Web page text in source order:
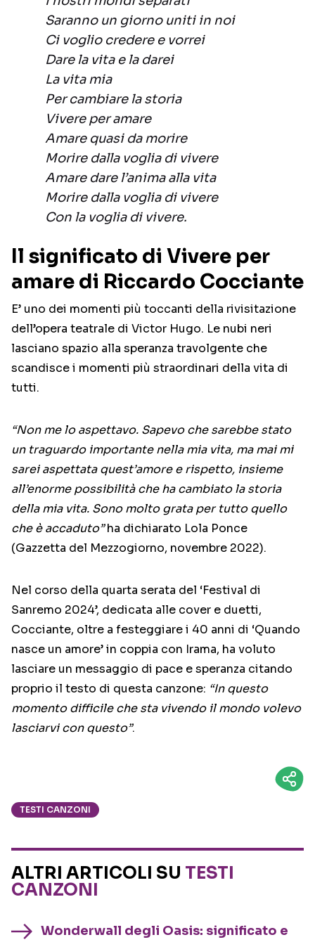
Saranno un giorno uniti in noi
Ci voglio credere e vorrei
Dare la vita e la darei
La vita mia
Per cambiare la storia
Vivere per amare
Amare quasi da morire
Morire dalla voglia di vivere
Amare dare l’anima alla vita
Morire dalla voglia di vivere
Con la voglia di vivere.
Il significato di Vivere per
amare di Riccardo Cocciante
E’ uno dei momenti più toccanti della rivisitazione
dell’opera teatrale di Victor Hugo. Le nubi neri
lasciano spazio alla speranza travolgente che
scandisce i momenti più straordinari della vita di
tutti.
“Non me lo aspettavo. Sapevo che sarebbe stato
un traguardo importante nella mia vita, ma mai mi
sarei aspettata quest’amore e rispetto, insieme
all’enorme possibilità che ha cambiato la storia
della mia vita. Sono molto grata per tutto quello
che è accaduto”ha dichiarato Lola Ponce
(Gazzetta del Mezzogiorno, novembre 2022).
Nel corso della quarta serata del ‘Festival di
Sanremo 2024’, dedicata alle cover e duetti,
Cocciante, oltre a festeggiare i 40 anni di ‘Quando
nasce un amore’ in coppia con Irama, ha voluto
lasciare un messaggio di pace e speranza citando
proprio il testo di questa canzone: “In questo
momento difficile che sta vivendo il mondo volevo
lasciarvi con questo”.
TESTI CANZONI
ALTRI ARTICOLI SU TESTI
CANZONI
Wonderwall degli Oasis: significato e